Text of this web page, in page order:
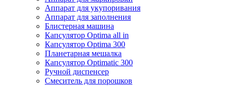
Аппарат для укупоривания
Аппарат для заполнения
Блистерная машина
Капсулятор Optima all in
Капсулятор Optima 300
Планетарная мешалка
Капсулятор Optimatic 300
Ручной диспенсер
Смеситель для порошков